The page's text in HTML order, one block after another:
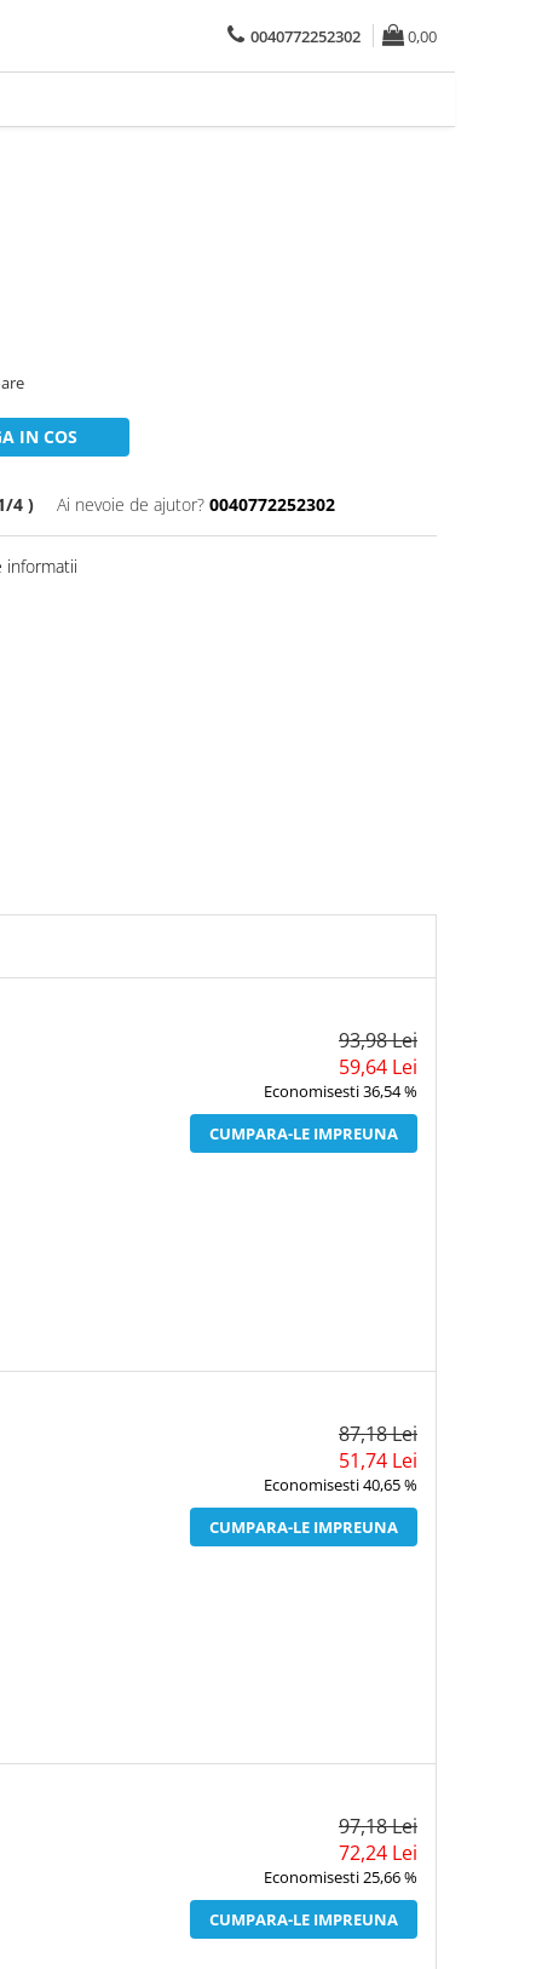
0040772252302 0,00
IN COS
4 ) Ai nevoie de ajutor? 0040772252302
informatii
93,98 Lei
59,64 Lei
Economisesti 36,54 %
CUMPARA-LE IMPREUNA
87,18 Lei
51,74 Lei
Economisesti 40,65 %
CUMPARA-LE IMPREUNA
97,18 Lei
72,24 Lei
Economisesti 25,66 %
CUMPARA-LE IMPREUNA